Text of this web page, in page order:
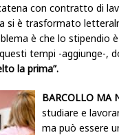
con contratto di
si è trasformato
è che lo stipendio
tempi -aggiunge-,
la prima”.
BARCOLLO MA
studiare e
ma può essere